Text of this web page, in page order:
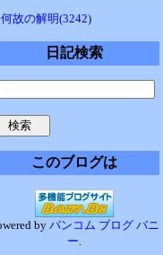
何故の解明(3242)
日記検索
このブログは
by バンコム ブログ バニ
ー.